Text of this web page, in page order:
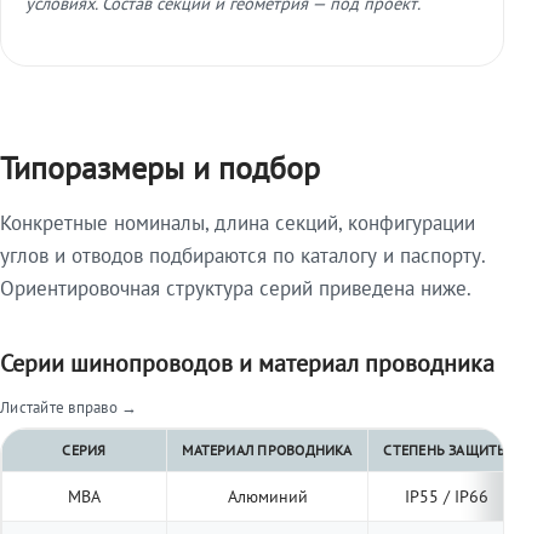
Типоразмеры и подбор
Конкретные номиналы, длина секций, конфигурации
углов и отводов подбираются по каталогу и паспорту.
Ориентировочная структура серий приведена ниже.
Серии шинопроводов и материал проводника
Листайте вправо →
СЕРИЯ МАТЕРИАЛ ПРОВОДНИКА СТЕПЕНЬ ЗАЩИТЫ
МВА Алюминий IP55 / IP66